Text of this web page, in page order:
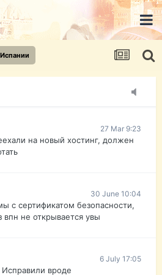
https://pasport-ua.com/
без VPN сайт и форум
27 Mar 9:23
на новый хостинг, должен
30 June 10:04
с сертификатом безопасности,
впн не открывается увы
6 July 17:05
вроде